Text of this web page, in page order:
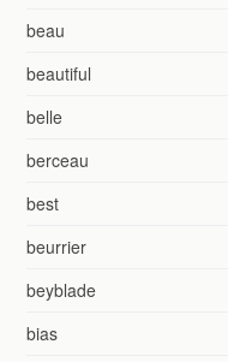
beau
beautiful
belle
berceau
best
beurrier
beyblade
bias